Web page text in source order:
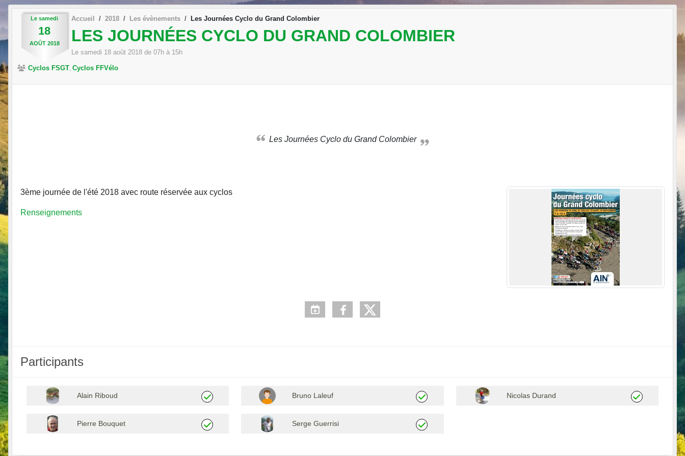
Le samedi
18
AOÛT 2018
Accueil 2018 Les évènements Les Journées Cyclo du Grand Colombier
LES JOURNÉES CYCLO DU GRAND COLOMBIER
Le samedi 18 août 2018 de 07h à 15h
Cyclos FSGT Cyclos FFVélo
Les Journées Cyclo du Grand Colombier
3ème journée de l'été 2018 avec route réservée aux cyclos
Renseignements
Participants
Alain Riboud Bruno Laleuf Nicolas Durand
Pierre Bouquet Serge Guerrisi